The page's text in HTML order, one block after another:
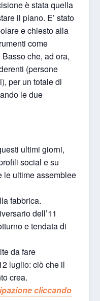
è stata quella
il piano. E’ stato
e chiesto alla
come
che, ad ora,
(persone
per un totale di
le due
ultimi giorni,
social e su
le ultime assemblee
fabbrica.
dell’11
e tendata di
da fare
luglio: ciò che il
crea.
cliccando